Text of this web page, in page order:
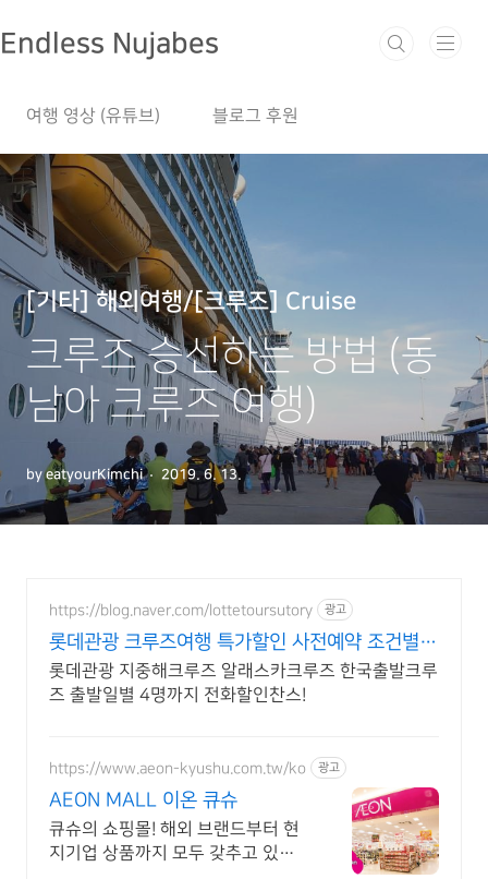
Endless Nujabes
여행 영상 (유튜브) 블로그 후원
[기타] 해외여행/[크루즈] Cruise
크루즈 승선하는 방법 (동
남아 크루즈 여행)
by eatyourKimchi 2019. 6. 13.
https://blog.naver.com/lottetoursutory 광고
롯데관광 크루즈여행 특가할인 사전예약 조건별
선착순 할인
롯데관광 지중해크루즈 알래스카크루즈 한국출발크루
즈 출발일별 4명까지 전화할인찬스!
https://www.aeon-kyushu.com.tw/ko 광고
AEON MALL 이온 큐슈
큐슈의 쇼핑몰! 해외 브랜드부터 현
지기업 상품까지 모두 갖추고 있으